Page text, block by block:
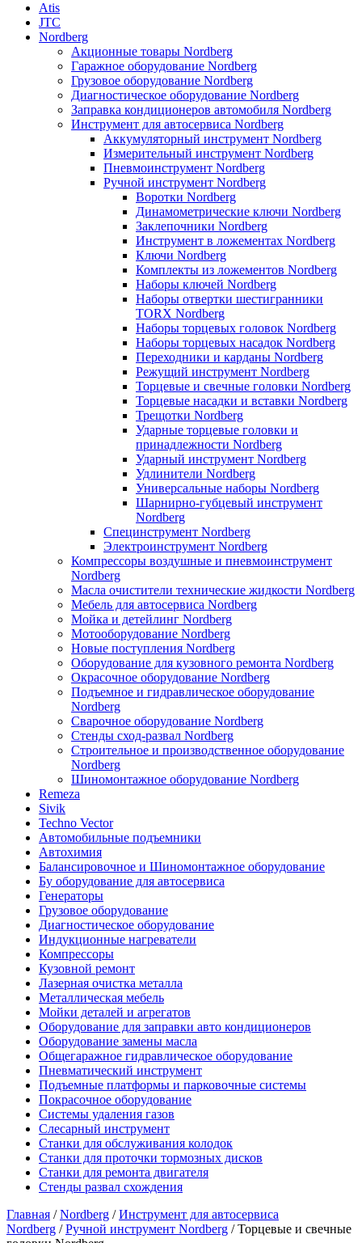
Atis
JTC
Nordberg
Акционные товары Nordberg
Гаражное оборудование Nordberg
Грузовое оборудование Nordberg
Диагностическое оборудование Nordberg
Заправка кондиционеров автомобиля Nordberg
Инструмент для автосервиса Nordberg
Аккумуляторный инструмент Nordberg
Измерительный инструмент Nordberg
Пневмоинструмент Nordberg
Ручной инструмент Nordberg
Воротки Nordberg
Динамометрические ключи Nordberg
Заклепочники Nordberg
Инструмент в ложементах Nordberg
Ключи Nordberg
Комплекты из ложементов Nordberg
Наборы ключей Nordberg
Наборы отвертки шестигранники
TORX Nordberg
Наборы торцевых головок Nordberg
Наборы торцевых насадок Nordberg
Переходники и карданы Nordberg
Режущий инструмент Nordberg
Торцевые и свечные головки Nordberg
Торцевые насадки и вставки Nordberg
Трещотки Nordberg
Ударные торцевые головки и
принадлежности Nordberg
Ударный инструмент Nordberg
Удлинители Nordberg
Универсальные наборы Nordberg
Шарнирно-губцевый инструмент
Nordberg
Специнструмент Nordberg
Электроинструмент Nordberg
Компрессоры воздушные и пневмоинструмент
Nordberg
Масла очистители технические жидкости Nordberg
Мебель для автосервиса Nordberg
Мойка и детейлинг Nordberg
Мотооборудование Nordberg
Новые поступления Nordberg
Оборудование для кузовного ремонта Nordberg
Окрасочное оборудование Nordberg
Подъемное и гидравлическое оборудование
Nordberg
Сварочное оборудование Nordberg
Стенды сход-развал Nordberg
Строительное и производственное оборудование
Nordberg
Шиномонтажное оборудование Nordberg
Remeza
Sivik
Techno Vector
Автомобильные подъемники
Автохимия
Балансировочное и Шиномонтажное оборудование
Бу оборудование для автосервиса
Генераторы
Грузовое оборудование
Диагностическое оборудование
Индукционные нагреватели
Компрессоры
Кузовной ремонт
Лазерная очистка металла
Металлическая мебель
Мойки деталей и агрегатов
Оборудование для заправки авто кондиционеров
Оборудование замены масла
Общегаражное гидравлическое оборудование
Пневматический инструмент
Подъемные платформы и парковочные системы
Покрасочное оборудование
Системы удаления газов
Слесарный инструмент
Станки для обслуживания колодок
Станки для проточки тормозных дисков
Станки для ремонта двигателя
Стенды развал схождения
Главная /Nordberg /Инструмент для автосервиса
Nordberg /Ручной инструмент Nordberg / Торцевые и свечные